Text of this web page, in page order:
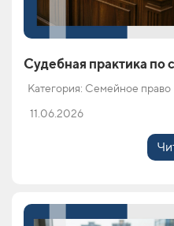
Судебная практика по
Категория: Семейное право
11.06.2026